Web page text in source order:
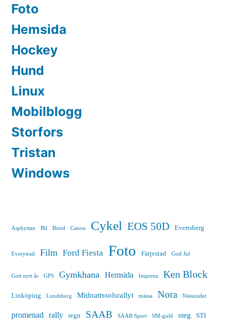
Foto
Hemsida
Hockey
Hund
Linux
Mobilblogg
Storfors
Tristan
Windows
Asphyttan Bil Bond Canon Cykel EOS 50D Evertsberg
Everytrail Film Ford Fiesta Foto Färjestad God Jul
Gott nytt år GPS Gymkhana Hemsida Impreza Ken Block
Linköping Lundsberg Midnattssolsrallyt mässa Nora Nässundet
promenad rally regn SAAB SAAB Sport SM-guld steg STI